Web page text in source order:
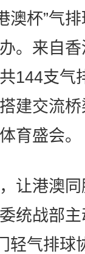
澳杯”气
。来自
144支气
建交流
育盛会。
港澳同
统战部
轻气排球